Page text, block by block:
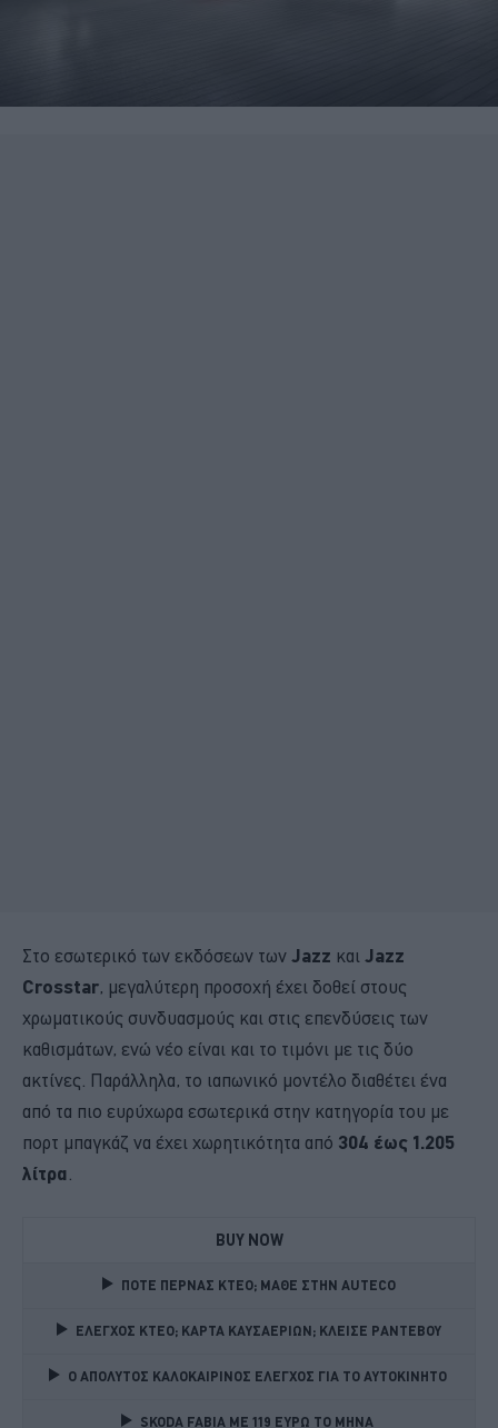
Στο εσωτερικό των εκδόσεων των Jazz και Jazz
Crosstar, μεγαλύτερη προσοχή έχει δοθεί στους
χρωματικούς συνδυασμούς και στις επενδύσεις των
καθισμάτων, ενώ νέο είναι και το τιμόνι με τις δύο
ακτίνες. Παράλληλα, το ιαπωνικό μοντέλο διαθέτει ένα
από τα πιο ευρύχωρα εσωτερικά στην κατηγορία του με
πορτ μπαγκάζ να έχει χωρητικότητα από 304 έως 1.205
λίτρα.
BUY NOW
ΠΟΤΕ ΠΕΡΝΑΣ ΚΤΕΟ; ΜΑΘΕ ΣΤΗΝ ΑUTECO
ΕΛΕΓΧΟΣ ΚΤΕΟ; ΚΑΡΤΑ ΚΑΥΣΑΕΡΙΩΝ; ΚΛΕΙΣΕ ΡΑΝΤΕΒΟΥ
Ο ΑΠΟΛΥΤΟΣ ΚΑΛΟΚΑΙΡΙΝΟΣ ΕΛΕΓΧΟΣ ΓΙΑ ΤΟ ΑΥΤΟΚΙΝΗΤΟ
SKODA FABIA ME 119 ΕΥΡΩ ΤΟ ΜΗΝΑ